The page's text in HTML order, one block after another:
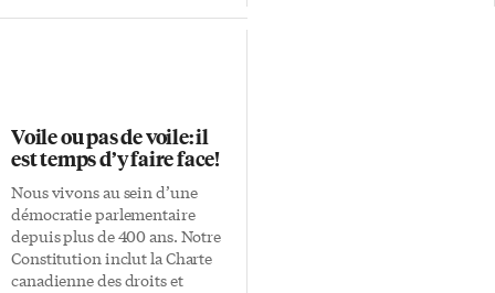
étaient systématiquement
nourries avec une solution
rouge, d’autres avec une
solution bleue. Ce qui rendait
les crottes plus faciles à repérer
dans la fourmilière. Résultat:
elles se […]
Voile ou pas de voile: il
est temps d’y faire face!
Nous vivons au sein d’une
démocratie parlementaire
depuis plus de 400 ans. Notre
Constitution inclut la Charte
canadienne des droits et